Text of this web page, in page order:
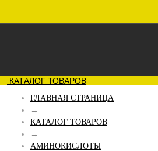
КАТАЛОГ ТОВАРОВ
ГЛАВНАЯ СТРАНИЦА
→
КАТАЛОГ ТОВАРОВ
→
АМИНОКИСЛОТЫ